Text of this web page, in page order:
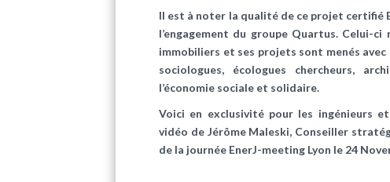
Il est à noter la qualité de ce projet certifié
l’engagement du groupe Quartus. Celui-
immobiliers et ses projets sont menés
sociologues, écologues chercheurs,
l’économie sociale et solidaire.
Voici en exclusivité pour les ingénieurs
vidéo de Jérôme Maleski, Conseiller
de la journée EnerJ-meeting Lyon le 24